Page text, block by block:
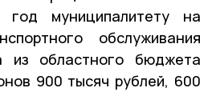
муниципалитету на
обслуживания
из областного бюджета
900 тысяч рублей, 600